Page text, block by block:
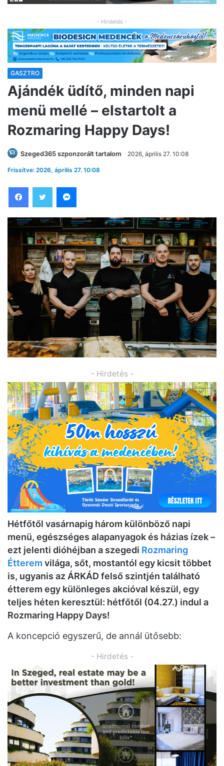
- Hirdetés -
GASZTRO
Ajándék üdítő, minden napi
menü mellé – elstartolt a
Rozmaring Happy Days!
Szeged365 szponzorált tartalom 2026, április 27. 10:08
Frissítve: 2026, április 27. 10:08
- Hirdetés -
Hétfőtől vasárnapig három különböző napi
menü, egészséges alapanyagok és házias ízek –
ezt jelenti dióhéjban a szegedi Rozmaring
Étterem világa, sőt, mostantól egy kicsit többet
is, ugyanis az ÁRKÁD felső szintjén található
étterem egy különleges akcióval készül, egy
teljes héten keresztül: hétfőtől (04.27.) indul a
Rozmaring Happy Days!
A koncepció egyszerű, de annál ütősebb:
- Hirdetés -